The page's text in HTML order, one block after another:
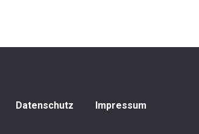
Datenschutz Impressum